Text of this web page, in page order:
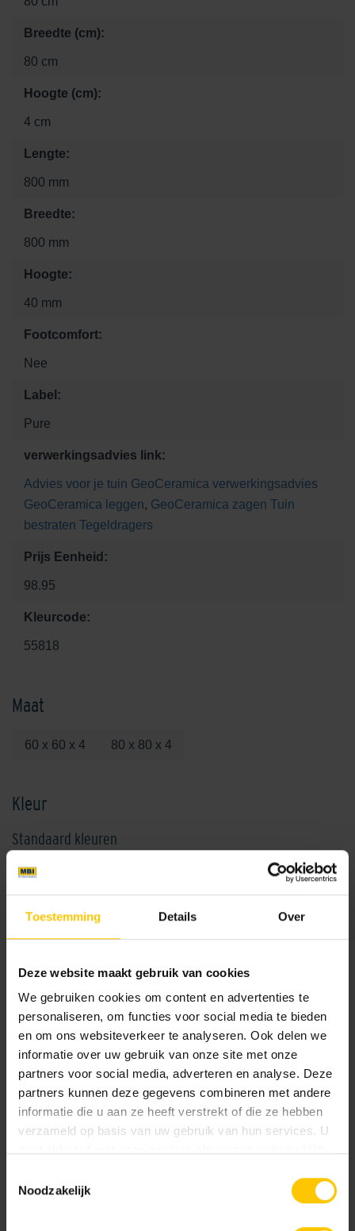
Toestemming Details Over
Deze website maakt gebruik van cookies
We gebruiken cookies om content en advertenties te
personaliseren, om functies voor social media te bieden
en om ons websiteverkeer te analyseren. Ook delen we
informatie over uw gebruik van onze site met onze
partners voor social media, adverteren en analyse. Deze
partners kunnen deze gegevens combineren met andere
informatie die u aan ze heeft verstrekt of die ze hebben
verzameld op basis van uw gebruik van hun services. U
Noodzakelijk
Breedte (cm):
80 cm
Hoogte (cm):
4 cm
Lengte:
800 mm
Breedte:
800 mm
Hoogte:
40 mm
Footcomfort:
Nee
Label:
Pure
verwerkingsadvies link:
Advies voor je tuin GeoCeramica verwerkingsadvies
GeoCeramica leggen, GeoCeramica zagen Tuin
bestraten Tegeldragers
Prijs Eenheid:
98.95
Kleurcode:
55818
Maat
60 x 60 x 4 80 x 80 x 4
Kleur
Standaard kleuren
Beige Dark Grey
Light Grey
Brochures